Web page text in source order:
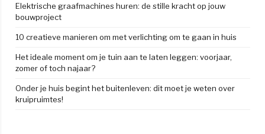
Elektrische graafmachines huren: de stille kracht op jouw
bouwproject
10 creatieve manieren om met verlichting om te gaan in huis
Het ideale moment om je tuin aan te laten leggen: voorjaar,
zomer of toch najaar?
Onder je huis begint het buitenleven: dit moet je weten over
kruipruimtes!